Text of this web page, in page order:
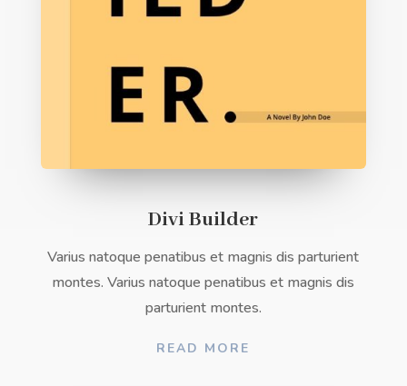
Divi Builder
Varius natoque penatibus et magnis dis parturient
montes. Varius natoque penatibus et magnis dis
parturient montes.
READ MORE